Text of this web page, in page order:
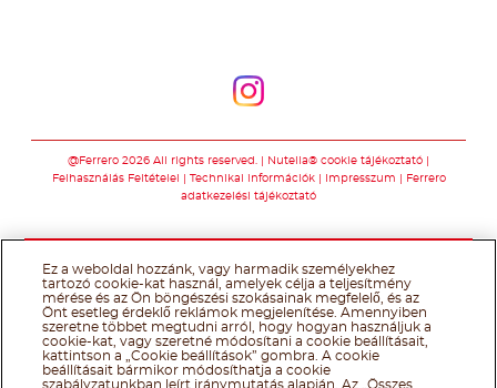
@Ferrero 2026 All rights reserved.
Nutella® cookie tájékoztató
Felhasználás Feltételei
Technikai információk Impresszum
Ferrero
adatkezelési tájékoztató
Ez a weboldal hozzánk, vagy harmadik személyekhez
tartozó cookie-kat használ, amelyek célja a teljesítmény
mérése és az Ön böngészési szokásainak megfelelő, és az
Önt esetleg érdeklő reklámok megjelenítése. Amennyiben
szeretne többet megtudni arról, hogy hogyan használjuk a
cookie-kat, vagy szeretné módosítani a cookie beállításait,
kattintson a „Cookie beállítások” gombra. A cookie
beállításait bármikor módosíthatja a cookie
szabályzatunkban leírt iránymutatás alapján. Az „Összes